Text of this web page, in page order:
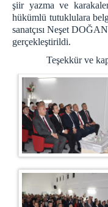
şiir yazma ve
hükümlü tutuklulara
sanatçısı Neşet
gerçekleştirildi.
Teşekkür ve